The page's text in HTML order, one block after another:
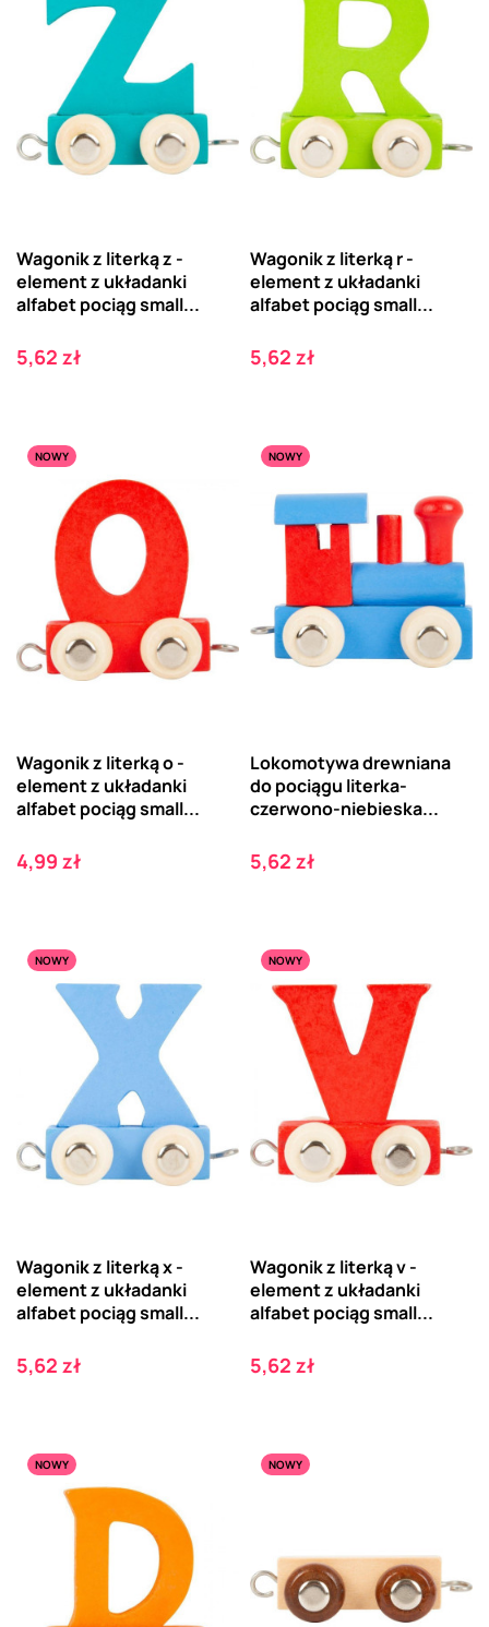
Wagonik z literką z -
element z układanki
alfabet pociąg small...
Cena
5,62 zł
Wagonik z literką r -
element z układanki
alfabet pociąg small...
Cena
5,62 zł
NOWY
Wagonik z literką o -
element z układanki
alfabet pociąg small...
Cena
4,99 zł
NOWY
Lokomotywa drewniana
do pociągu literka-
czerwono-niebieska...
Cena
5,62 zł
NOWY
Wagonik z literką x -
element z układanki
alfabet pociąg small...
Cena
5,62 zł
NOWY
Wagonik z literką v -
element z układanki
alfabet pociąg small...
Cena
5,62 zł
NOWY NOWY